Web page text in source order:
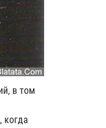
в том
когда